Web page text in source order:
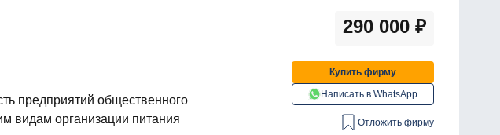
290 000 ₽
предприятий общественного
видам организации питания
Купить фирму
Написать в WhatsApp
Отложить фирму